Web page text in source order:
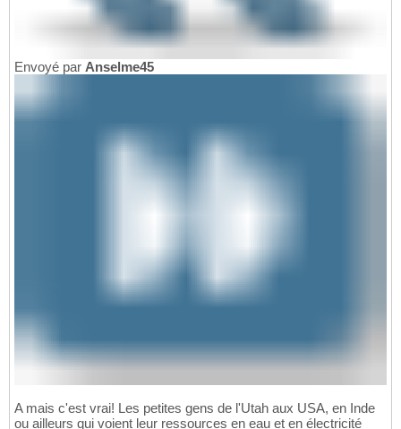
Envoyé par Anselme45
A mais c'est vrai! Les petites gens de l'Utah aux USA, en Inde
ou ailleurs qui voient leur ressources en eau et en électricité